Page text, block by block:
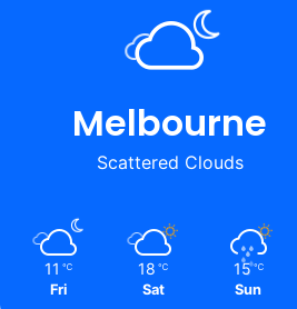
Melbourne
Scattered Clouds
11 ℃
Fri
18 ℃
Sat
15 ℃
Sun